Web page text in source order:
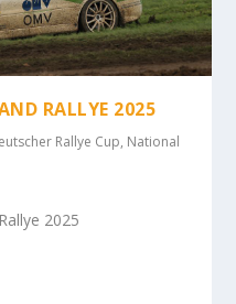
RALLYE 2025
Rallye Cup, National
2025